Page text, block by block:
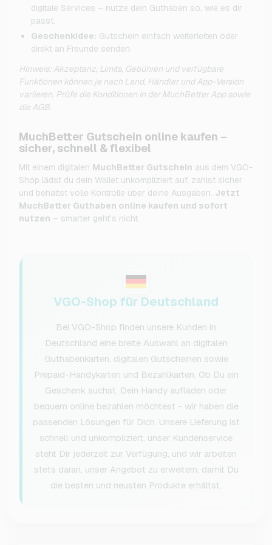
digitale Services – nutze dein Guthaben so, wie es dir
passt.
Geschenkidee: Gutschein einfach weiterleiten oder
direkt an Freunde senden.
Hinweis: Akzeptanz, Limits, Gebühren und verfügbare
Funktionen können je nach Land, Händler und App-Version
variieren. Prüfe die Konditionen in der MuchBetter App sowie
die AGB.
MuchBetter Gutschein online kaufen –
sicher, schnell & flexibel
Mit einem digitalen MuchBetter Gutschein aus dem VGO-
Shop lädst du dein Wallet unkompliziert auf, zahlst sicher
und behältst volle Kontrolle über deine Ausgaben. Jetzt
MuchBetter Guthaben online kaufen und sofort
nutzen – smarter geht’s nicht.
VGO-Shop für Deutschland
Bei VGO-Shop finden unsere Kunden in
Deutschland eine breite Auswahl an digitalen
Guthabenkarten, digitalen Gutscheinen sowie
Prepaid-Handykarten und Bezahlkarten. Ob Du ein
Geschenk suchst, Dein Handy aufladen oder
bequem online bezahlen möchtest - wir haben die
passenden Lösungen für Dich. Unsere Lieferung ist
schnell und unkompliziert, unser Kundenservice
steht Dir jederzeit zur Verfügung, und wir arbeiten
stets daran, unser Angebot zu erweitern, damit Du
die besten und neusten Produkte erhältst.